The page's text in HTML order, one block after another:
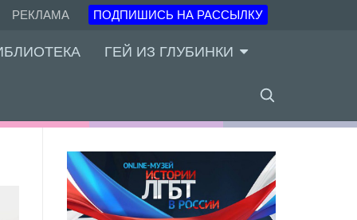
РЕКЛАМА ПОДПИШИСЬ НА РАССЫЛКУ
ГЕЙ ИЗ ГЛУБИНКИ